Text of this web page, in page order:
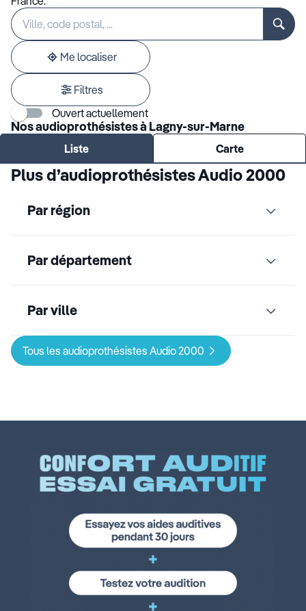
Rechercher
établissement
Veuillez
renseigner
une
adresse
Me localiser
Filtres
Ouvert actuellement
Nos audioprothésistes à Lagny-sur-Marne
Liste Carte
Plus d’audioprothésistes Audio 2000
Par région
Par département
Par ville
Tous les audioprothésistes Audio 2000